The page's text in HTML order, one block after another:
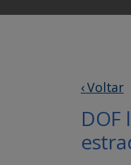
‹ Voltar